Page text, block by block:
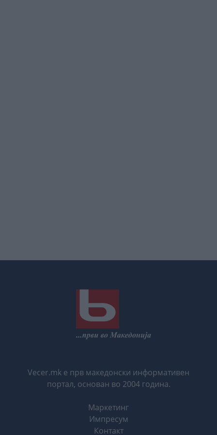
Vecer.mk е прв македонски информативен
портал, основан во 2004 година.
Маркетинг
Импресум
Контакт